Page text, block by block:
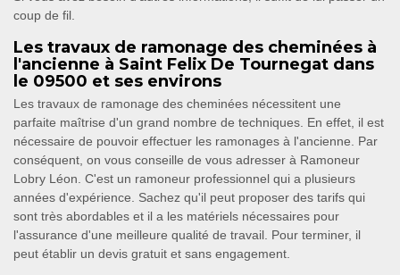
coup de fil.
Les travaux de ramonage des cheminées à
l'ancienne à Saint Felix De Tournegat dans
le 09500 et ses environs
Les travaux de ramonage des cheminées nécessitent une
parfaite maîtrise d'un grand nombre de techniques. En effet, il est
nécessaire de pouvoir effectuer les ramonages à l'ancienne. Par
conséquent, on vous conseille de vous adresser à Ramoneur
Lobry Léon. C'est un ramoneur professionnel qui a plusieurs
années d'expérience. Sachez qu'il peut proposer des tarifs qui
sont très abordables et il a les matériels nécessaires pour
l'assurance d'une meilleure qualité de travail. Pour terminer, il
peut établir un devis gratuit et sans engagement.